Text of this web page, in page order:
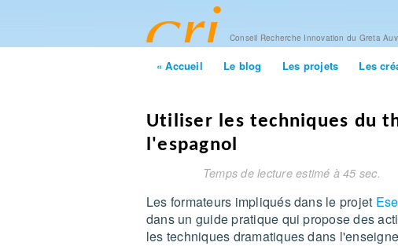
Conseil Recherche Innovation du Greta
« Accueil Le blog Les projets Les
Utiliser les techniques du
l'espagnol
Temps de lecture estimé à 45 sec.
Les formateurs impliqués dans le projet
dans un guide pratique qui propose des
les techniques dramatiques dans